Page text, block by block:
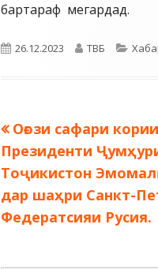
бартараф мегардад.
Опубликовано
26.12.2023 Автор
ТВБ
Навигация
по
записям
Предыдущая
запись:
Оғози сафари кории
Президенти
Тоҷикистон
дар шаҳри Санкт-
Федератсияи Русия.